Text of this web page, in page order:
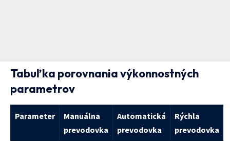
Tabuľka porovnania výkonnostných
parametrov
Parameter
Manuálna
prevodovka
Automatická
prevodovka
Rýchla
prevodovka